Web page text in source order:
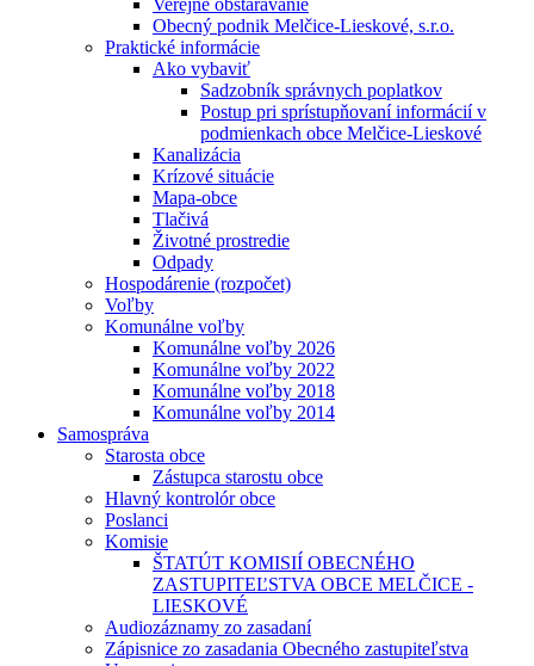
Verejné obstarávanie
Obecný podnik Melčice-Lieskové, s.r.o.
Praktické informácie
Ako vybaviť
Sadzobník správnych poplatkov
Postup pri sprístupňovaní informácií v
podmienkach obce Melčice-Lieskové
Kanalizácia
Krízové situácie
Mapa-obce
Tlačivá
Životné prostredie
Odpady
Hospodárenie (rozpočet)
Voľby
Komunálne voľby
Komunálne voľby 2026
Komunálne voľby 2022
Komunálne voľby 2018
Komunálne voľby 2014
Samospráva
Starosta obce
Zástupca starostu obce
Hlavný kontrolór obce
Poslanci
Komisie
ŠTATÚT KOMISIÍ OBECNÉHO
ZASTUPITEĽSTVA OBCE MELČICE -
LIESKOVÉ
Audiozáznamy zo zasadaní
Zápisnice zo zasadania Obecného zastupiteľstva